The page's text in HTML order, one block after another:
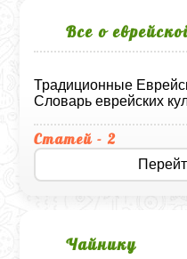
Все о
Традиционные
Словарь еврейских
Статей - 2
Чайнику